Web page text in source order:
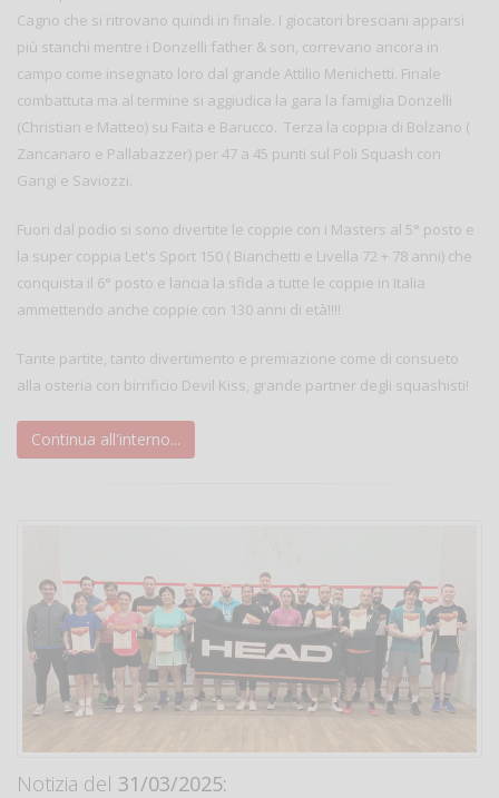
Cagno che si ritrovano quindi in finale. I giocatori bresciani apparsi
più stanchi mentre i Donzelli father & son, correvano ancora in
campo come insegnato loro dal grande Attilio Menichetti. Finale
combattuta ma al termine si aggiudica la gara la famiglia Donzelli
(Christian e Matteo) su Faita e Barucco. Terza la coppia di Bolzano (
Zancanaro e Pallabazzer) per 47 a 45 punti sul Poli Squash con
Gangi e Saviozzi.
Fuori dal podio si sono divertite le coppie con i Masters al 5° posto e
la super coppia Let's Sport 150 ( Bianchetti e Livella 72 + 78 anni) che
conquista il 6° posto e lancia la sfida a tutte le coppie in Italia
ammettendo anche coppie con 130 anni di età!!!!
Tante partite, tanto divertimento e premiazione come di consueto
alla osteria con birrificio Devil Kiss, grande partner degli squashisti!
Continua all'interno...
Notizia del 31/03/2025: